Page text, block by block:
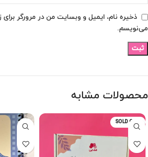
ذخیره نام، ایمیل و وبسایت من در مرورگر برای
می‌نویسم.
محصولات مشابه
SOLD OUT